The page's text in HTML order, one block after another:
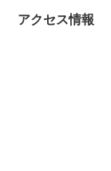
アクセス情報